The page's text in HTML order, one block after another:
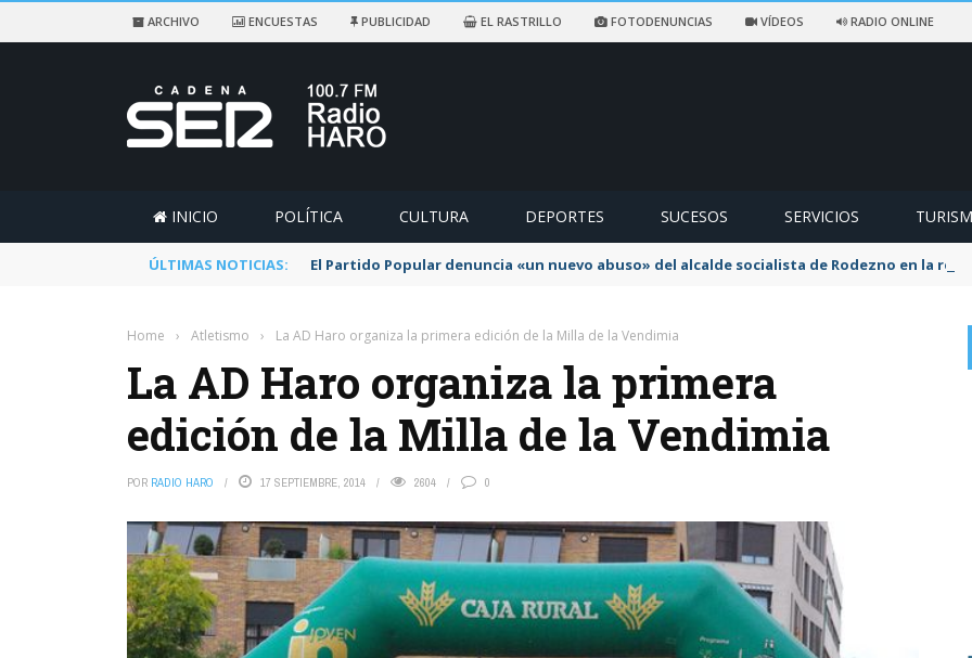
ARCHIVO ENCUESTAS PUBLICIDAD EL RASTRILLO FOTODENUNCIAS VÍDEOS RADIO ONLINE
INICIO POLÍTICA CULTURA DEPORTES SUCESOS SERVICIOS
ÚLTIMAS NOTICIAS: El Partido Popular denuncia «un nuevo abuso» del alcalde socialista de Rodezno en la
Home › Atletismo › La AD Haro organiza la primera edición de la Milla de la Vendimia
La AD Haro organiza la primera
edición de la Milla de la Vendimia
POR RADIO HARO 17 SEPTIEMBRE, 2014 2604 0